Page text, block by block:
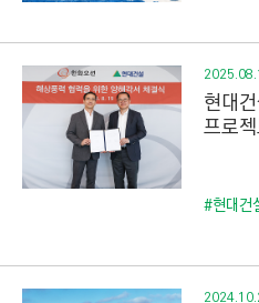
현대
프로
#현대건